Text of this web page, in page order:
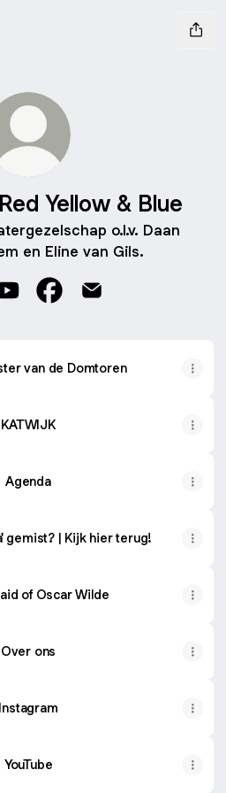
Yellow & Blue
o.l.v. Daan
en Eline van Gils.
van de Domtoren
KATWIJK
Agenda
gemist? | Kijk hier terug!
of Oscar Wilde
Over ons
Instagram
YouTube